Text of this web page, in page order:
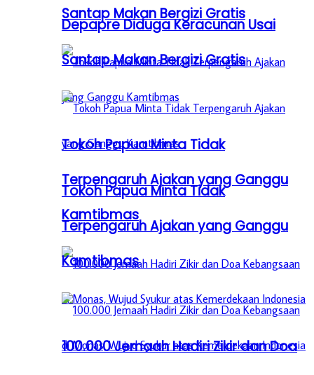
Santap Makan Bergizi Gratis
Tokoh Papua Minta Tidak
Terpengaruh Ajakan yang Ganggu
Kamtibmas
100.000 Jemaah Hadiri Zikir dan Doa
Depapre Diduga Keracunan Usai
Santap Makan Bergizi Gratis
Tokoh Papua Minta Tidak
Terpengaruh Ajakan yang Ganggu
Kamtibmas